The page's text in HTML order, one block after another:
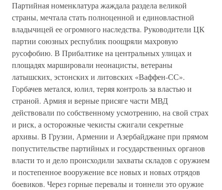
Партийная номенклатура жаждала раздела великой
страны, мечтала стать полноценной и единовластной
владычицей ее огромного наследства. Руководители ЦК
партии союзных республик поощряли махровую
русофобию. В Прибалтике на центральных улицах и
площадях маршировали неонацисты, ветераны
латышских, эстонских и литовских «Ваффен-СС».
Горбачев метался, юлил, теряя контроль за властью и
страной. Армия и верные присяге части МВД
действовали по собственному усмотрению, на свой страх
и риск, а осторожные чекисты сжигали секретные
архивы. В Грузии, Армении и Азербайджане при прямом
попустительстве партийных и государственных органов
власти то и дело происходили захваты складов с оружием
и постепенное вооружение все новых и новых отрядов
боевиков. Через горные перевалы и тоннели это оружие